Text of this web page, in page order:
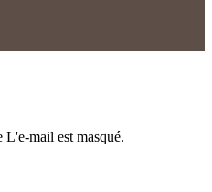
L'e-mail est masqué.